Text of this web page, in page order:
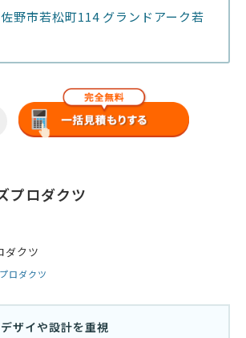
野市若松町114 グランドアーク若
プロダクツ
ロダクツ
ザイや設計を重視